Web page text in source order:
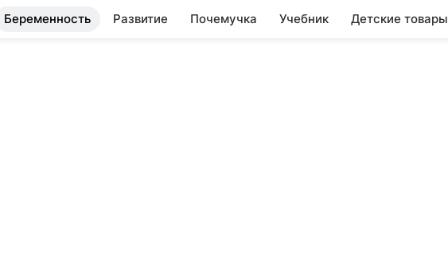
Беременность Развитие Почемучка Учебник Детские товары